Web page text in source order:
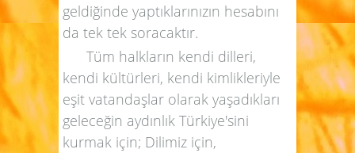
geldiğinde yaptıklarınızın hesabını
da tek tek soracaktır.
Tüm halkların kendi dilleri,
kendi kültürleri, kendi kimlikleriyle
eşit vatandaşlar olarak yaşadıkları
geleceğin aydınlık Türkiye'sini
kurmak için; Dilimiz için,